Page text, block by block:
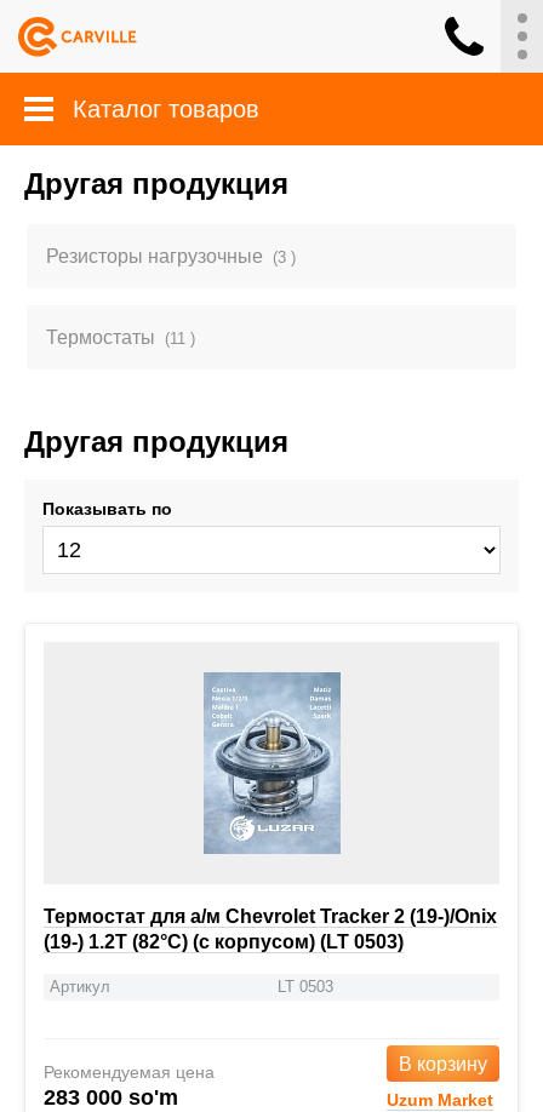
Каталог товаров
Другая продукция
Резисторы нагрузочные (3 )
Термостаты (11 )
Другая продукция
Показывать по
Термостат для а/м Chevrolet Tracker 2 (19-)/Onix
(19-) 1.2T (82°С) (с корпусом) (LT 0503)
Артикул LT 0503
Рекомендуемая цена
283 000 so'm
В корзину
Uzum Market